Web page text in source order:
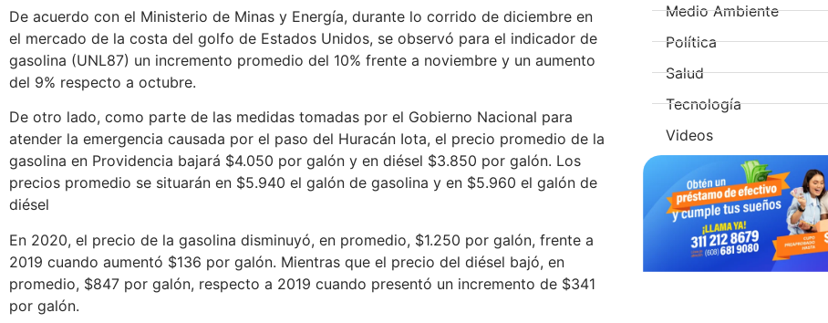
De acuerdo con el Ministerio de Minas y Energía, durante lo corrido de diciembre en
el mercado de la costa del golfo de Estados Unidos, se observó para el indicador de
gasolina (UNL87) un incremento promedio del 10% frente a noviembre y un aumento
del 9% respecto a octubre.
De otro lado, como parte de las medidas tomadas por el Gobierno Nacional para
atender la emergencia causada por el paso del Huracán Iota, el precio promedio de la
gasolina en Providencia bajará $4.050 por galón y en diésel $3.850 por galón. Los
precios promedio se situarán en $5.940 el galón de gasolina y en $5.960 el galón de
diésel
En 2020, el precio de la gasolina disminuyó, en promedio, $1.250 por galón, frente a
2019 cuando aumentó $136 por galón. Mientras que el precio del diésel bajó, en
promedio, $847 por galón, respecto a 2019 cuando presentó un incremento de $341
por galón.
Medio Ambiente
Política
Salud
Tecnología
Videos